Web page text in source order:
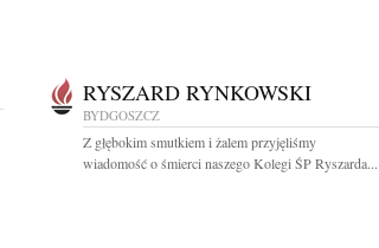
RYSZARD RYNKOWSKI
BYDGOSZCZ
Z głębokim smutkiem i żalem przyjęliśmy
wiadomość o śmierci naszego Kolegi ŚP Ryszarda...